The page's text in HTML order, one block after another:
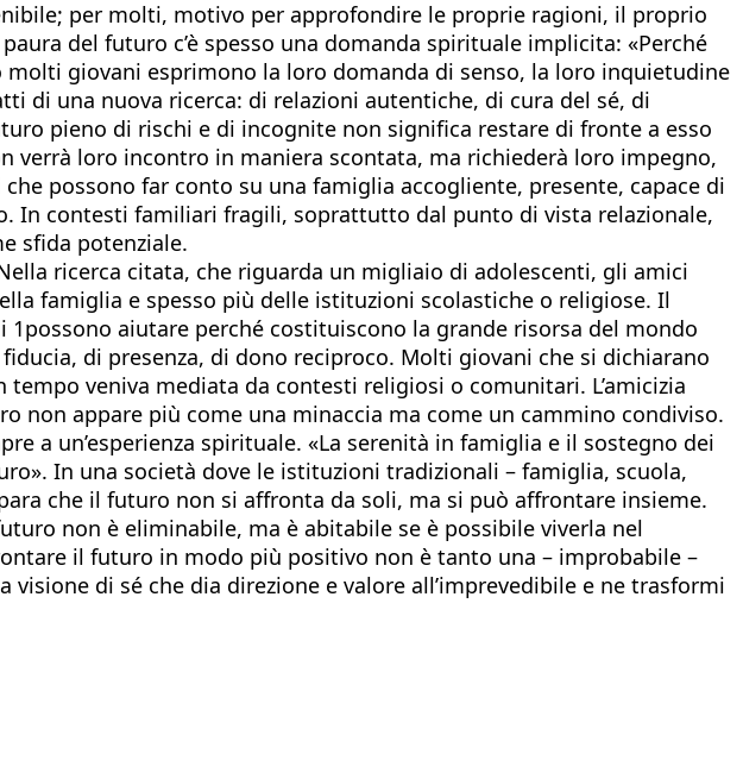
per molti, motivo per approfondire le proprie ragioni, il proprio
del futuro c’è spesso una domanda spirituale implicita: «Perché
giovani esprimono la loro domanda di senso, la loro inquietudine
di una nuova ricerca: di relazioni autentiche, di cura del sé, di
pieno di rischi e di incognite non significa restare di fronte a esso
verrà loro incontro in maniera scontata, ma richiederà loro impegno,
possono far conto su una famiglia accogliente, presente, capace di
In contesti familiari fragili, soprattutto dal punto di vista relazionale,
sfida potenziale.
ricerca citata, che riguarda un migliaio di adolescenti, gli amici
famiglia e spesso più delle istituzioni scolastiche o religiose. Il
aiutare perché costituiscono la grande risorsa del mondo
di presenza, di dono reciproco. Molti giovani che si dichiarano
veniva mediata da contesti religiosi o comunitari. L’amicizia
non appare più come una minaccia ma come un cammino condiviso.
a un’esperienza spirituale. «La serenità in famiglia e il sostegno dei
In una società dove le istituzioni tradizionali – famiglia, scuola,
che il futuro non si affronta da soli, ma si può affrontare insieme.
non è eliminabile, ma è abitabile se è possibile viverla nel
il futuro in modo più positivo non è tanto una – improbabile –
di sé che dia direzione e valore all’imprevedibile e ne trasformi